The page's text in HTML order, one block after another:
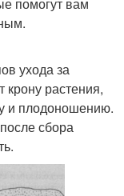
помогут вам
ухода за
растения,
и плодоношению.
сбора